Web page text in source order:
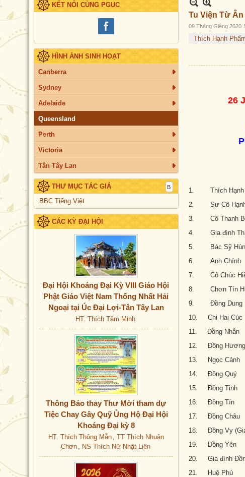
KẾT NỐI CÙNG PGUC
HÌNH ẢNH SINH HOẠT
Canberra
Sydney
Adelaide
Queensland
Perth
Victoria
Tân Tây Lan
THƯ MỤC TÁC GIẢ
BBC Tiếng Việt
CÁC KỲ ĐẠI HỘI
Đại Hội Khoáng Đại Kỳ VIII Giáo Hội
Phật Giáo Việt Nam Thống Nhất Hải
Ngoại tại Úc Đại Lợi-Tân Tây Lan
HT. Thích Tâm Minh
Thông Báo thay Thư Mời tham dự
Tiệc Chay Gây Quỹ Ủng Hộ Đại Hội
Khoáng Đại kỳ 8
HT. Thích Thông Mẫn , TT Thích Nhuận
Chơn , NS Thích Nữ Nhật Liên
Tu Viện Từ
09 Tháng Giêng 2020
Thích Hạnh
26
1. Thích Hạnh
2. Sư Cô Hạnh
3. Cô Thanh
4. Gia đình
5. Bác Sỹ
6. Anh Chính
7. Cô Chúc
8. Chơn Tín
9. Đồng Dung
10. Chi Hai Cúc
11. Đồng Nhẫn
12. Đồng Hương
13. Ngọc Cảnh
14. Đồng Quý
15. Đồng Tịnh
16. Đồng Tín
17. Đồng Châu
18. Đồng Vy (Gia
19. Đồng Yên
20. Gia đình
21. Huệ Phú